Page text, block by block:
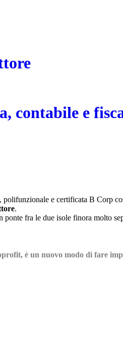
contabile e
e certificata B Corp
.
ponte fra le due isole finora molto
è un nuovo modo di fare